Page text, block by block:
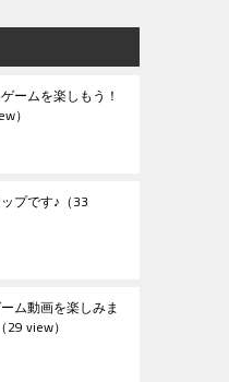
ームを楽しもう！
）
プです♪ （33
ム動画を楽しみま
（29 view）